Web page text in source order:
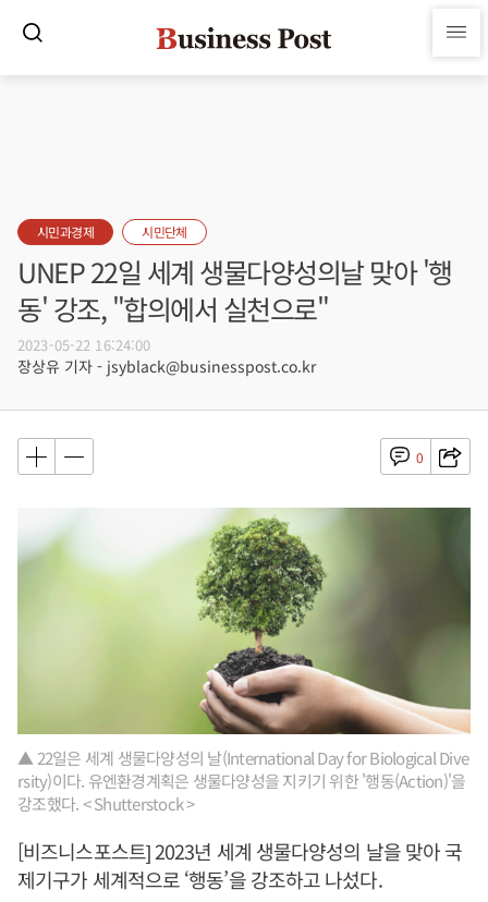
시민과경제 시민단체
UNEP 22일 세계 생물다양성의날 맞아 '행
동' 강조, "합의에서 실천으로"
2023-05-22 16:24:00
장상유 기자 - jsyblack@businesspost.co.kr
0
▲ 22일은 세계 생물다양성의 날(International Day for Biological Dive
rsity)이다. 유엔환경계획은 생물다양성을 지키기 위한 '행동(Action)'을
강조했다. < Shutterstock >
[비즈니스포스트] 2023년 세계 생물다양성의 날을 맞아 국
제기구가 세계적으로 ‘행동’을 강조하고 나섰다.